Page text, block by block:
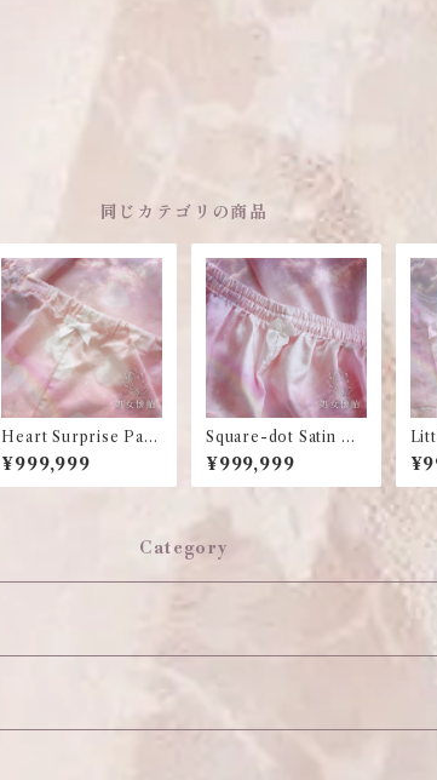
同じカテゴリの商品
Heart Surprise Paja
mas Pants
¥999,999
Square-dot Satin Paj
amas Pants
¥999,999
P
Category